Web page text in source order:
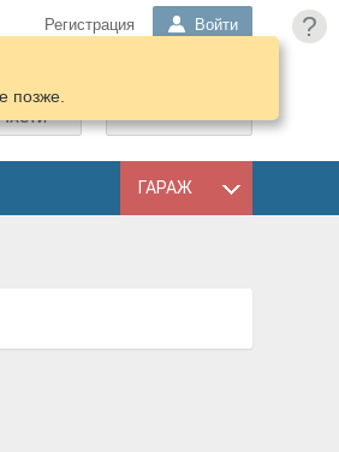
?
Регистрация Войти
ГАРАЖ
позже.